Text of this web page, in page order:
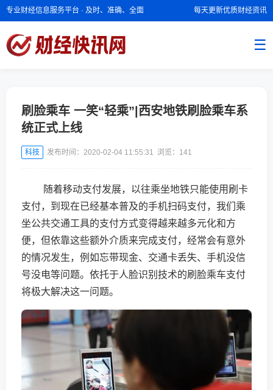
专业财经信息服务平台 · 及时、准确、全面 每天更新优质财经资讯
☰
刷脸乘车 一笑“轻乘”|西安地铁刷脸乘车系
统正式上线
科技 发布时间：2020-02-04 11:55:31 浏览： 141
随着移动支付发展，以往乘坐地铁只能使用刷卡
支付，到现在已经基本普及的手机扫码支付，我们乘
坐公共交通工具的支付方式变得越来越多元化和方
便，但依靠这些额外介质来完成支付，经常会有意外
的情况发生，例如忘带现金、交通卡丢失、手机没信
号没电等问题。依托于人脸识别技术的刷脸乘车支付
将极大解决这一问题。